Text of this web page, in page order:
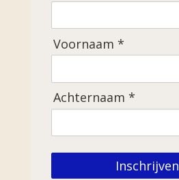
Voornaam *
Achternaam *
Inschrijven